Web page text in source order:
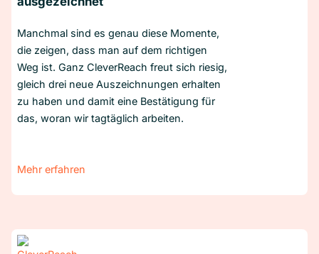
Manchmal sind es genau diese Momente,
die zeigen, dass man auf dem richtigen
Weg ist. Ganz CleverReach freut sich riesig,
gleich drei neue Auszeichnungen erhalten
zu haben und damit eine Bestätigung für
das, woran wir tagtäglich arbeiten.
Mehr erfahren